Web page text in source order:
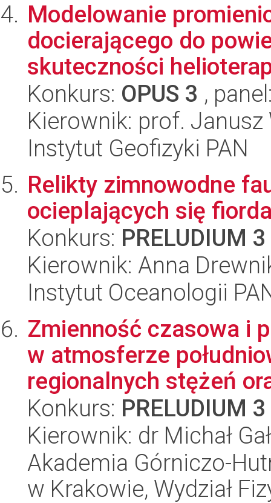
Modelowanie
docierającego do
skuteczności
Konkurs: OPUS 3 ,
Kierownik: prof.
Instytut Geofizyki PAN
Relikty zimnowodne
ocieplających się
Konkurs: PRELUDIUM 3
Kierownik: Anna
Instytut Oceanologii
Zmienność czasowa i
w atmosferze
regionalnych stężeń
Konkurs: PRELUDIUM 3
Kierownik: dr Michał
Akademia Górniczo-
w Krakowie, Wydział